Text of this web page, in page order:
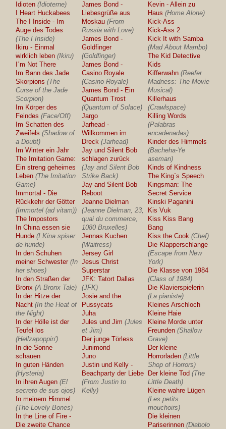
Idioten (Idioterne)
I Heart Huckabees
The I Inside - Im
Auge des Todes
(The I Inside)
Ikiru - Einmal
wirklich leben (Ikiru)
I´m Not There
Im Bann des Jade
Skorpions (The
Curse of the Jade
Scorpion)
Im Körper des
Feindes (Face/Off)
Im Schatten des
Zweifels (Shadow of
a Doubt)
Im Winter ein Jahr
The Imitation Game:
Ein streng geheimes
Leben (The Imitation
Game)
Immortal - Die
Rückkehr der Götter
(Immortel (ad vitam))
The Impostors
In China essen sie
Hunde (I Kina spiser
de hunde)
In den Schuhen
meiner Schwester (In
her shoes)
In den Straßen der
Bronx (A Bronx Tale)
In der Hitze der
Nacht (In the Heat of
the Night)
In der Hölle ist der
Teufel los
(Hellzapoppin')
In die Sonne
schauen
In guten Händen
(Hysteria)
In ihren Augen (El
secreto de sus ojos)
In meinem Himmel
(The Lovely Bones)
In the Line of Fire -
Die zweite Chance
James Bond -
Liebesgrüße aus
Moskau (From
Russia with Love)
James Bond -
Goldfinger
(Goldfinger)
James Bond -
Casino Royale
(Casino Royale)
James Bond - Ein
Quantum Trost
(Quantum of Solace)
Jargo
Jarhead -
Willkommen im
Dreck (Jarhead)
Jay und Silent Bob
schlagen zurück
(Jay and Silent Bob
Strike Back)
Jay and Silent Bob
Reboot
Jeanne Dielman
(Jeanne Dielman, 23,
quai du commerce,
1080 Bruxelles)
Jennas Kuchen
(Waitress)
Jersey Girl
Jesus Christ
Superstar
JFK: Tatort Dallas
(JFK)
Josie and the
Pussycats
Juha
Jules und Jim (Jules
et Jim)
Der junge Törless
Junimond
Juno
Justin und Kelly -
Beachparty der Liebe
(From Justin to
Kelly)
Kevin - Allein zu
Haus (Home Alone)
Kick-Ass
Kick-Ass 2
Kick It with Samba
(Mad About Mambo)
The Kid Detective
Kids
Kifferwahn (Reefer
Madness: The Movie
Musical)
Killerhaus
(Crawlspace)
Killing Words
(Palabras
encadenadas)
Kinder des Himmels
(Bacheha-Ye
aseman)
Kinds of Kindness
The King´s Speech
Kingsman: The
Secret Service
Kinski Paganini
Kis Vuk
Kiss Kiss Bang
Bang
Kiss the Cook (Chef)
Die Klapperschlange
(Escape from New
York)
Die Klasse von 1984
(Class of 1984)
Die Klavierspielerin
(La pianiste)
Kleines Arschloch
Kleine Haie
Kleine Morde unter
Freunden (Shallow
Grave)
Der kleine
Horrorladen (Little
Shop of Horrors)
Der kleine Tod (The
Little Death)
Kleine wahre Lügen
(Les petits
mouchoirs)
Die kleinen
Pariserinnen (Diabolo